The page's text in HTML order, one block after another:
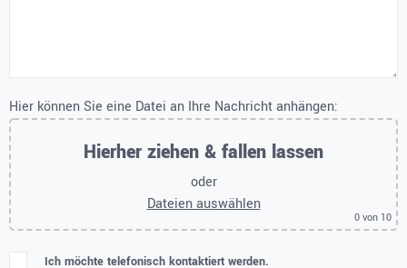
Hier können Sie eine Datei an Ihre Nachricht anhängen:
Hierher ziehen & fallen lassen
oder
Dateien auswählen
0 von 10
Ich möchte telefonisch kontaktiert werden.